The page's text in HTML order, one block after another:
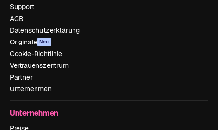
Support
AGB
Datenschutzerklärung
Originale Neu
Cookie-Richtlinie
Vertrauenszentrum
Partner
Unternehmen
Unternehmen
Preise